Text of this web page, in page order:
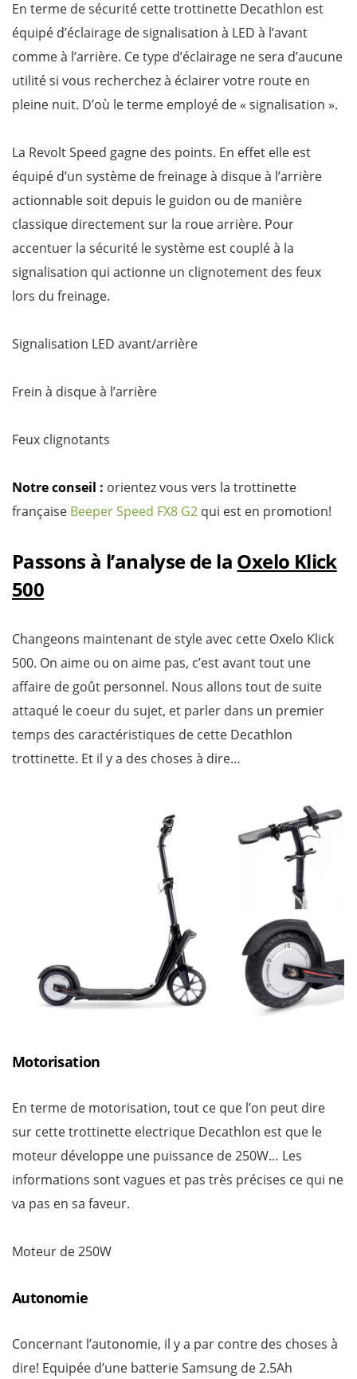
En terme de sécurité cette trottinette Decathlon est
équipé d’éclairage de signalisation à LED à l’avant
comme à l’arrière. Ce type d’éclairage ne sera d’aucune
utilité si vous recherchez à éclairer votre route en
pleine nuit. D’où le terme employé de « signalisation ».
La Revolt Speed gagne des points. En effet elle est
équipé d’un système de freinage à disque à l’arrière
actionnable soit depuis le guidon ou de manière
classique directement sur la roue arrière. Pour
accentuer la sécurité le système est couplé à la
signalisation qui actionne un clignotement des feux
lors du freinage.
Signalisation LED avant/arrière
Frein à disque à l’arrière
Feux clignotants
Notre conseil : orientez vous vers la trottinette
française Beeper Speed FX8 G2 qui est en promotion!
Passons à l’analyse de la Oxelo Klick
500
Changeons maintenant de style avec cette Oxelo Klick
500. On aime ou on aime pas, c’est avant tout une
affaire de goût personnel. Nous allons tout de suite
attaqué le coeur du sujet, et parler dans un premier
temps des caractéristiques de cette Decathlon
trottinette. Et il y a des choses à dire…
Motorisation
En terme de motorisation, tout ce que l’on peut dire
sur cette trottinette electrique Decathlon est que le
moteur développe une puissance de 250W… Les
informations sont vagues et pas très précises ce qui ne
va pas en sa faveur.
Moteur de 250W
Autonomie
Concernant l’autonomie, il y a par contre des choses à
dire! Equipée d’une batterie Samsung de 2.5Ah